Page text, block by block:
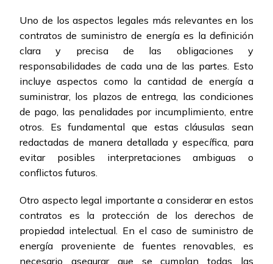
Uno de los aspectos legales más relevantes en los
contratos de suministro de energía es la definición
clara y precisa de las obligaciones y
responsabilidades de cada una de las partes. Esto
incluye aspectos como la cantidad de energía a
suministrar, los plazos de entrega, las condiciones
de pago, las penalidades por incumplimiento, entre
otros. Es fundamental que estas cláusulas sean
redactadas de manera detallada y específica, para
evitar posibles interpretaciones ambiguas o
conflictos futuros.
Otro aspecto legal importante a considerar en estos
contratos es la protección de los derechos de
propiedad intelectual. En el caso de suministro de
energía proveniente de fuentes renovables, es
necesario asegurar que se cumplan todas las